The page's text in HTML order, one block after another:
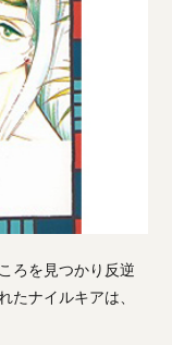
ろを見つかり反逆
たナイルキアは、